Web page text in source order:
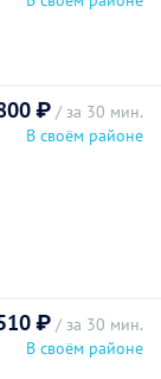
₽ / за 30 мин.
В своём районе
₽ / за 30 мин.
В своём районе